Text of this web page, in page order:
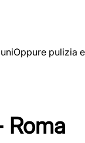
pulizia e
Roma